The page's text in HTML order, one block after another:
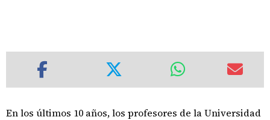
En los últimos 10 años, los profesores de la Universidad